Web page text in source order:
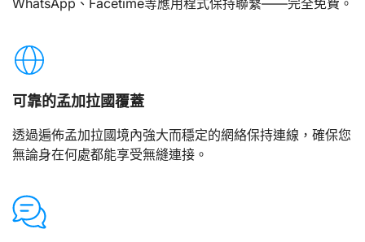
可靠的孟加拉國覆蓋
透過遍佈孟加拉國境內強大而穩定的網絡保持連線，確保您
無論身在何處都能享受無縫連接。